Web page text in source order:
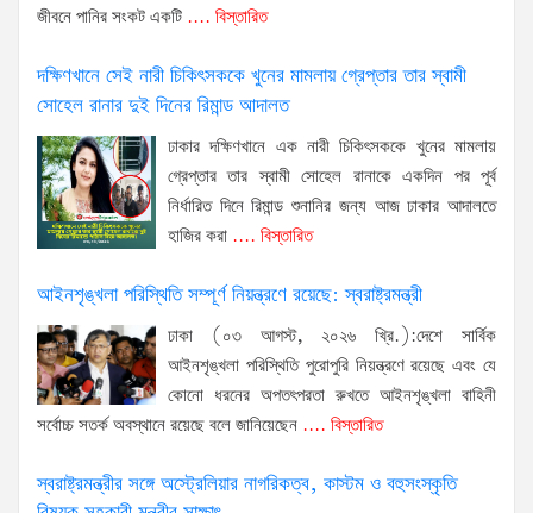
জীবনে পানির সংকট একটি .... বিস্তারিত
দক্ষিণখানে সেই নারী চিকিৎসককে খুনের মামলায় গ্রেপ্তার তার স্বামী
সোহেল রানার দুই দিনের রিমান্ড আদালত
ঢাকার দক্ষিণখানে এক নারী চিকিৎসককে খুনের মামলায়
গ্রেপ্তার তার স্বামী সোহেল রানাকে একদিন পর পূর্ব
নির্ধারিত দিনে রিমান্ড শুনানির জন্য আজ ঢাকার আদালতে
হাজির করা .... বিস্তারিত
আইনশৃঙ্খলা পরিস্থিতি সম্পূর্ণ নিয়ন্ত্রণে রয়েছে: স্বরাষ্ট্রমন্ত্রী
ঢাকা (০৩ আগস্ট, ২০২৬ খ্রি.):দেশে সার্বিক
আইনশৃঙ্খলা পরিস্থিতি পুরোপুরি নিয়ন্ত্রণে রয়েছে এবং যে
কোনো ধরনের অপতৎপরতা রুখতে আইনশৃঙ্খলা বাহিনী
সর্বোচ্চ সতর্ক অবস্থানে রয়েছে বলে জানিয়েছেন .... বিস্তারিত
স্বরাষ্ট্রমন্ত্রীর সঙ্গে অস্ট্রেলিয়ার নাগরিকত্ব, কাস্টম ও বহুসংস্কৃতি